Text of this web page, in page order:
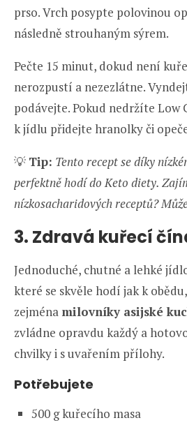
prso. Vrch posypte polovinou
následně strouhaným sýrem.
Pečte 15 minut, dokud není
nerozpustí a nezezlátne.
podávejte. Pokud nedržíte Low
k jídlu přidejte hranolky či
💡 Tip: Tento recept se díky
perfektně hodí do Keto diety.
nízkosacharidových receptů?
3. Zdravá kuřecí
Jednoduché, chutné a lehké
které se skvěle hodí jak k
zejména milovníky asijské
zvládne opravdu každý a
chvilky i s uvařením přílohy.
Potřebujete
500 g kuřecího masa